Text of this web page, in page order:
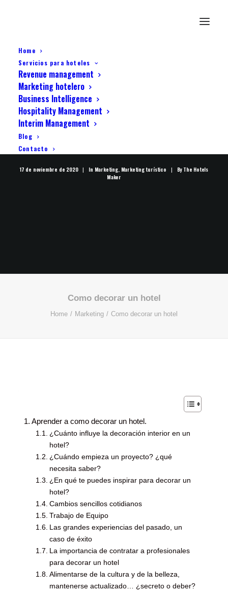
Home
Servicios para hoteles
Revenue management
Marketing hotelero
Business Intelligence
Hospitality Management
Interim Management
Blog
ContactoComo decorar un hotel
17 de noviembre de 2020 | In Marketing, Marketing turístico | By The Hotels
Maker
Como decorar un hotel
Home Marketing Como decorar un hotel
Aprender a como decorar un hotel.
¿Cuánto influye la decoración interior en un
hotel?
¿Cuándo empieza un proyecto? ¿qué
necesita saber?
¿En qué te puedes inspirar para decorar un
hotel?
Cambios sencillos cotidianos
Trabajo de Equipo
Las grandes experiencias del pasado, un
caso de éxito
La importancia de contratar a profesionales
para decorar un hotel
Alimentarse de la cultura y de la belleza,
mantenerse actualizado… ¿secreto o deber?